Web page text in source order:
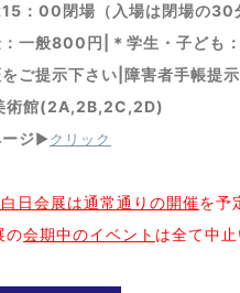
00閉場（入場は閉場の30分
般800円|＊学生・子ども：
示下さい|障害者手帳提示
術館(2A,2B,2C,2D)
ジ▶︎クリック
日会展は通常通りの開催を予
の会期中のイベント は全て中止